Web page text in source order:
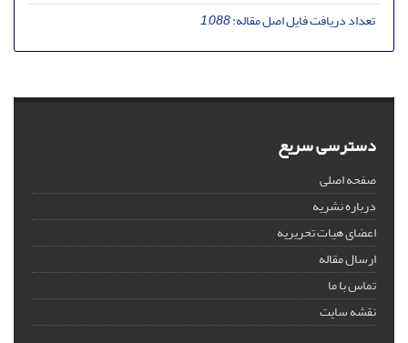
تعداد دریافت فایل اصل مقاله:1,088
دسترسی سریع
صفحه اصلی
درباره نشریه
اعضای هیات تحریریه
ارسال مقاله
تماس با ما
نقشه سایت